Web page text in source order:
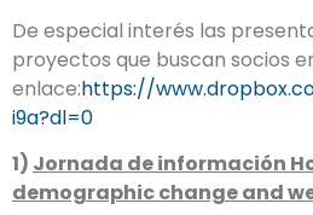
De especial interés las
proyectos que buscan socios
enlace:https://
i9a?dl=0
1) Jornada de información
demographic change and